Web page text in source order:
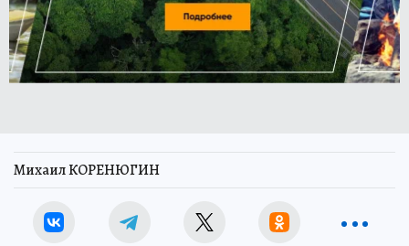
Михаил КОРЕНЮГИН